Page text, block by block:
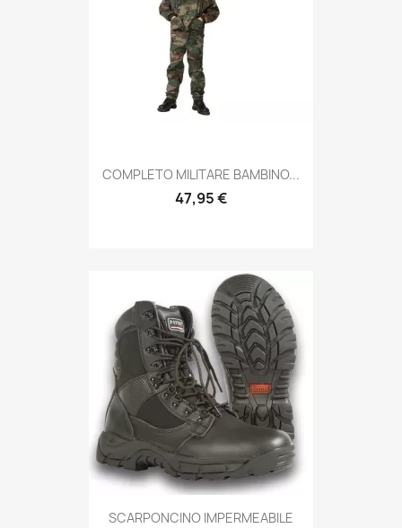
Anteprima
COMPLETO MILITARE BAMBINO...
47,95 €
Anteprima
SCARPONCINO IMPERMEABILE